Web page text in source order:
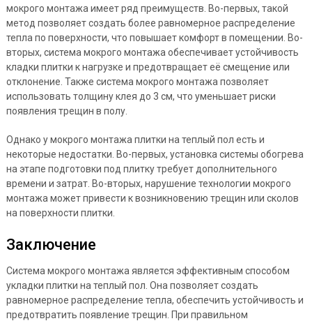
мокрого монтажа имеет ряд преимуществ. Во-первых, такой
метод позволяет создать более равномерное распределение
тепла по поверхности, что повышает комфорт в помещении. Во-
вторых, система мокрого монтажа обеспечивает устойчивость
кладки плитки к нагрузке и предотвращает её смещение или
отклонение. Также система мокрого монтажа позволяет
использовать толщину клея до 3 см, что уменьшает риски
появления трещин в полу.
Однако у мокрого монтажа плитки на теплый пол есть и
некоторые недостатки. Во-первых, установка системы обогрева
на этапе подготовки под плитку требует дополнительного
времени и затрат. Во-вторых, нарушение технологии мокрого
монтажа может привести к возникновению трещин или сколов
на поверхности плитки.
Заключение
Система мокрого монтажа является эффективным способом
укладки плитки на теплый пол. Она позволяет создать
равномерное распределение тепла, обеспечить устойчивость и
предотвратить появление трещин. При правильном